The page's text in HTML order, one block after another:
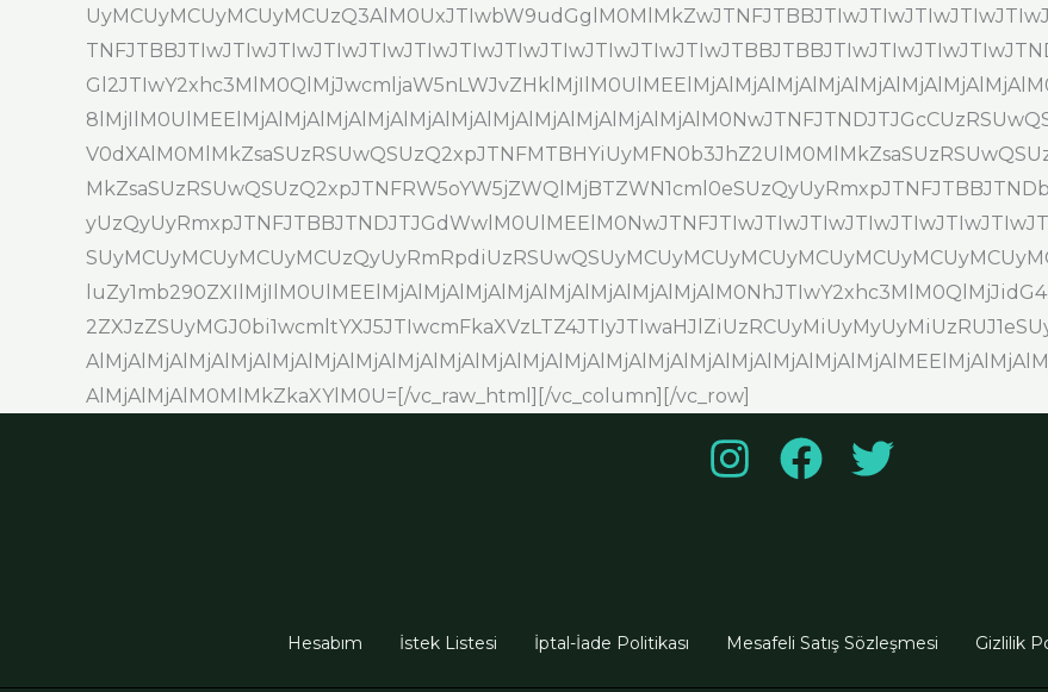
AlMjAlMjAlM0MlMkZkaXYlM0U=[/vc_raw_html][/vc_column][/vc_row]
Hesabım İstek Listesi İptal-İade Politikası Mesafeli Satış Sözleşmesi Gizlilik